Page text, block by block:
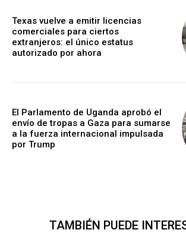
Texas vuelve a emitir licencias
comerciales para ciertos
extranjeros: el único estatus
autorizado por ahora
El Parlamento de Uganda aprobó el
envío de tropas a Gaza para sumarse
a la fuerza internacional impulsada
por Trump
TAMBIÉN PUEDE